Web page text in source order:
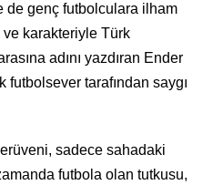
de genç futbolculara ilham
ve karakteriyle Türk
adını yazdıran Ender
tarafından saygı
sadece sahadaki
futbola olan tutkusu,